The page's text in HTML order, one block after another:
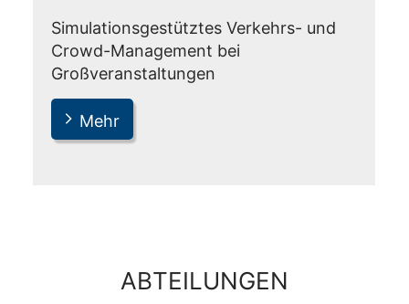
Simulationsgestütztes Verkehrs- und
Crowd-Management bei
Großveranstaltungen
Mehr
ABTEILUNGEN